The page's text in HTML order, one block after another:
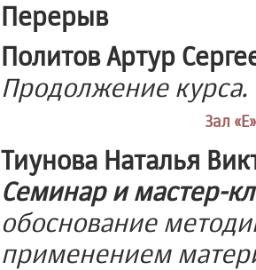
Перерыв
Политов Артур
Продолжение курса.
Зал
Тиунова Наталья
Семинар и мастер-
обоснование
применением